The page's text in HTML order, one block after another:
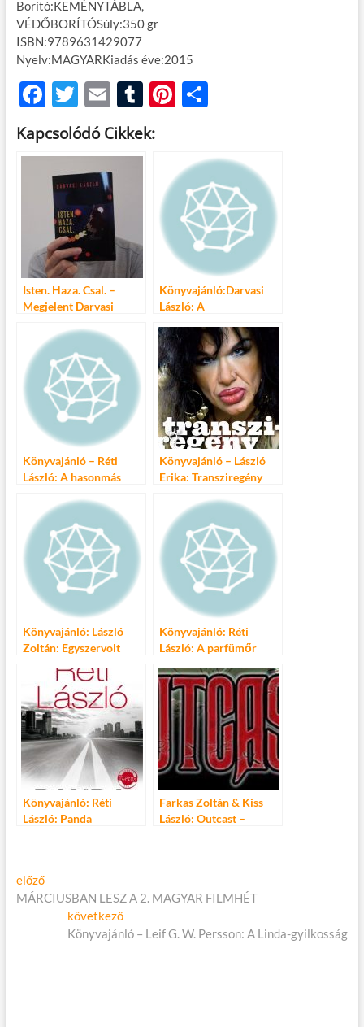
Borító:KEMÉNYTÁBLA,
VÉDŐBORÍTÓSúly:350 gr
ISBN:9789631429077
Nyelv:MAGYARKiadás éve:2015
F
ac
e
b
o
o
k
T
w
itt
er
E
m
ail
T
u
m
Pi
es
O
m
e
g
Kapcsolódó Cikkek:
Isten. Haza. Csal. –
Megjelent Darvasi
Könyvajánló:Darvasi
László: A
Mesekönyv
Könyvajánló – Réti
László: A hasonmás
Könyvajánló – László
Erika: Transziregény
Könyvajánló: László
Zoltán: Egyszervolt
Könyvajánló: Réti
László: A parfümőr
Könyvajánló: Réti
László: Panda
Farkas Zoltán & Kiss
László: Outcast –
Bejegyzés
navigáció
előzőElőző
cikk:
MÁRCIUSBAN LESZ A 2. MAGYAR FILMHÉT
következőKövetkező
cikk:
Könyvajánló – Leif G. W. Persson: A Linda-gyilkosság